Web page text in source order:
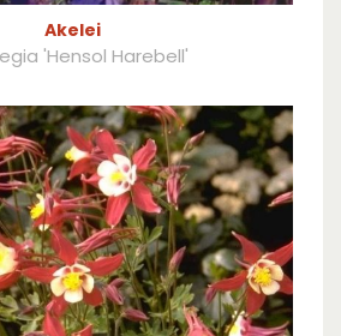
Akelei
'Hensol Harebell'